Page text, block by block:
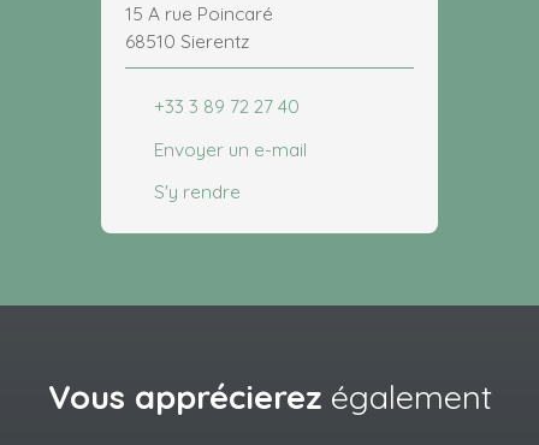
15 A rue Poincaré
68510 Sierentz
+33 3 89 72 27 40
Envoyer un e-mail
S'y rendre
Vous apprécierez également